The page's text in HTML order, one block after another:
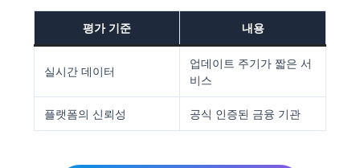
평가 기준 내용
실시간 데이터
업데이트 주기가 짧은 서
비스
플랫폼의 신뢰성 공식 인증된 금융 기관